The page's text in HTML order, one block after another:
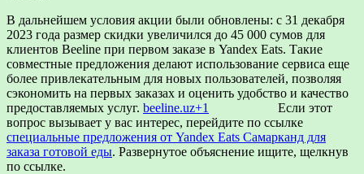
В дальнейшем условия акции были обновлены: с 31 декабря
2023 года размер скидки увеличился до 45 000 сумов для
клиентов Beeline при первом заказе в Yandex Eats. Такие
совместные предложения делают использование сервиса еще
более привлекательным для новых пользователей, позволяя
сэкономить на первых заказах и оценить удобство и качество
предоставляемых услуг. beeline.uz+1
Если этот
вопрос вызывает у вас интерес, перейдите по ссылке
специальные предложения от Yandex Eats Самарканд для
заказа готовой еды. Развернутое объяснение ищите, щелкнув
по ссылке.